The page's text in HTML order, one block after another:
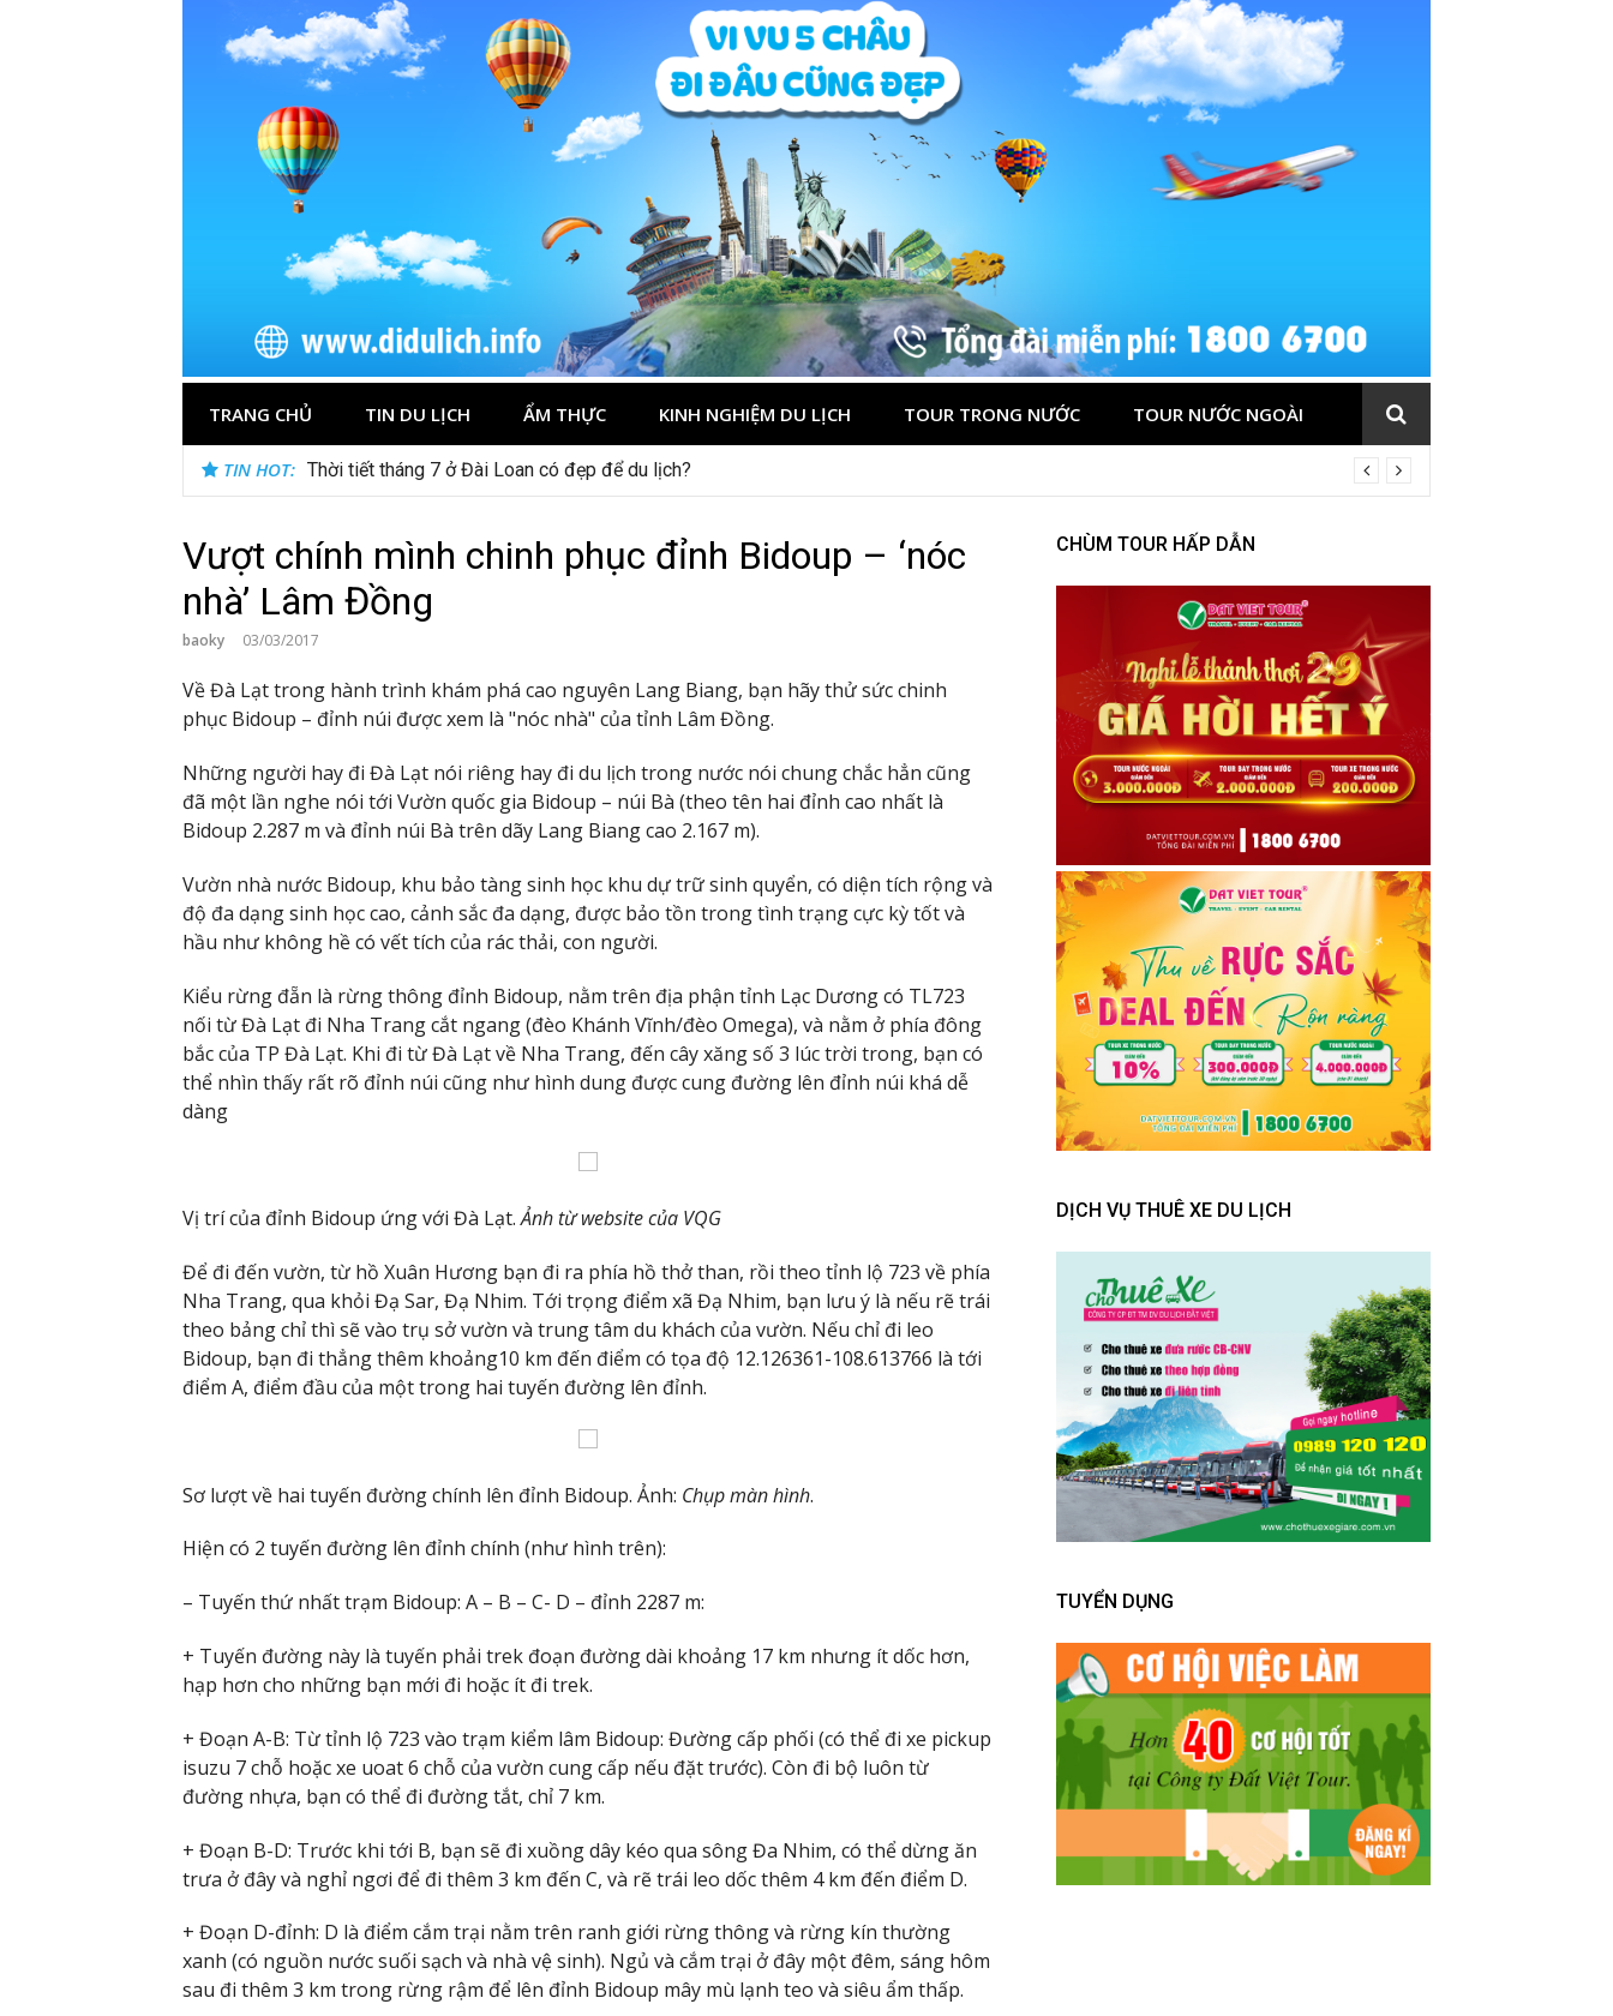
TRANG CHỦ TIN DU LỊCH ẨM THỰC KINH NGHIỆM DU LỊCH TOUR TRONG NƯỚC TOUR NƯỚC NGOÀI
TIN HOT: Thời tiết tháng 7 ở Đài Loan có đẹp để du lịch?
Vượt chính mình chinh phục đỉnh Bidoup – ‘nóc
nhà’ Lâm Đồng
baoky 03/03/2017
Về Đà Lạt trong hành trình khám phá cao nguyên Lang Biang, bạn hãy thử sức chinh
phục Bidoup – đỉnh núi được xem là "nóc nhà" của tỉnh Lâm Đồng.
Những người hay đi Đà Lạt nói riêng hay đi du lịch trong nước nói chung chắc hẳn cũng
đã một lần nghe nói tới Vườn quốc gia Bidoup – núi Bà (theo tên hai đỉnh cao nhất là
Bidoup 2.287 m và đỉnh núi Bà trên dãy Lang Biang cao 2.167 m).
Vườn nhà nước Bidoup, khu bảo tàng sinh học khu dự trữ sinh quyển, có diện tích rộng và
độ đa dạng sinh học cao, cảnh sắc đa dạng, được bảo tồn trong tình trạng cực kỳ tốt và
hầu như không hề có vết tích của rác thải, con người.
Kiểu rừng đẵn là rừng thông đỉnh Bidoup, nằm trên địa phận tỉnh Lạc Dương có TL723
nối từ Đà Lạt đi Nha Trang cắt ngang (đèo Khánh Vĩnh/đèo Omega), và nằm ở phía đông
bắc của TP Đà Lạt. Khi đi từ Đà Lạt về Nha Trang, đến cây xăng số 3 lúc trời trong, bạn có
thể nhìn thấy rất rõ đỉnh núi cũng như hình dung được cung đường lên đỉnh núi khá dễ
dàng
Vị trí của đỉnh Bidoup ứng với Đà Lạt.Ảnh từ website của VQG
Để đi đến vườn, từ hồ Xuân Hương bạn đi ra phía hồ thở than, rồi theo tỉnh lộ 723 về phía
Nha Trang, qua khỏi Đạ Sar, Đạ Nhim. Tới trọng điểm xã Đạ Nhim, bạn lưu ý là nếu rẽ trái
theo bảng chỉ thì sẽ vào trụ sở vườn và trung tâm du khách của vườn. Nếu chỉ đi leo
Bidoup, bạn đi thẳng thêm khoảng10 km đến điểm có tọa độ 12.126361-108.613766 là tới
điểm A, điểm đầu của một trong hai tuyến đường lên đỉnh.
Sơ lượt về hai tuyến đường chính lên đỉnh Bidoup. Ảnh: Chụp màn hình.
Hiện có 2 tuyến đường lên đỉnh chính (như hình trên):
– Tuyến thứ nhất trạm Bidoup: A – B – C- D – đỉnh 2287 m:
+ Tuyến đường này là tuyến phải trek đoạn đường dài khoảng 17 km nhưng ít dốc hơn,
hạp hơn cho những bạn mới đi hoặc ít đi trek.
+ Đoạn A-B: Từ tỉnh lộ 723 vào trạm kiểm lâm Bidoup: Đường cấp phối (có thể đi xe pickup
isuzu 7 chỗ hoặc xe uoat 6 chỗ của vườn cung cấp nếu đặt trước). Còn đi bộ luôn từ
đường nhựa, bạn có thể đi đường tắt, chỉ 7 km.
+ Đoạn B-D: Trước khi tới B, bạn sẽ đi xuồng dây kéo qua sông Đa Nhim, có thể dừng ăn
trưa ở đây và nghỉ ngơi để đi thêm 3 km đến C, và rẽ trái leo dốc thêm 4 km đến điểm D.
+ Đoạn D-đỉnh: D là điểm cắm trại nằm trên ranh giới rừng thông và rừng kín thường
xanh (có nguồn nước suối sạch và nhà vệ sinh). Ngủ và cắm trại ở đây một đêm, sáng hôm
sau đi thêm 3 km trong rừng rậm để lên đỉnh Bidoup mây mù lạnh teo và siêu ẩm thấp.
CHÙM TOUR HẤP DẪN
DỊCH VỤ THUÊ XE DU LỊCH
TUYỂN DỤNG